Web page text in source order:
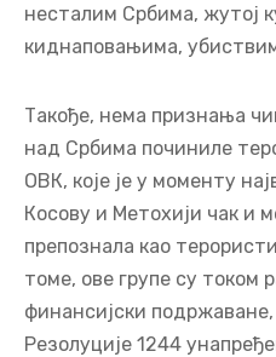
несталим Србима, жутој
киднаповањима,
Такође, нема признања
над Србима починиле
ОВК, које је у моменту
Косову и Метохији чак и
препознала као
томе, ове групе су током
финансијски
Резолуције 1244